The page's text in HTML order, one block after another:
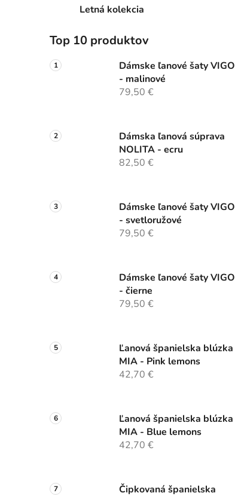
Letná kolekcia
Top 10 produktov
Dámske ľanové šaty VIGO
- malinové
79,50 €
Dámska ľanová súprava
NOLITA - ecru
82,50 €
Dámske ľanové šaty VIGO
- svetloružové
79,50 €
Dámske ľanové šaty VIGO
- čierne
79,50 €
Ľanová španielska blúzka
MIA - Pink lemons
42,70 €
Ľanová španielska blúzka
MIA - Blue lemons
42,70 €
Čipkovaná španielska